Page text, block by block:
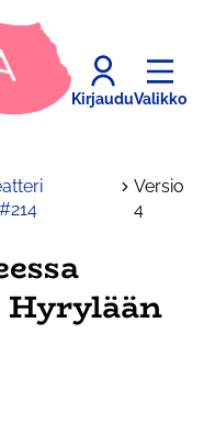
KirjauduValikko
Versio
4